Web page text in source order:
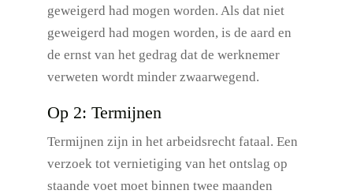
geweigerd had mogen worden. Als dat niet
geweigerd had mogen worden, is de aard en
de ernst van het gedrag dat de werknemer
verweten wordt minder zwaarwegend.
Op 2: Termijnen
Termijnen zijn in het arbeidsrecht fataal. Een
verzoek tot vernietiging van het ontslag op
staande voet moet binnen twee maanden